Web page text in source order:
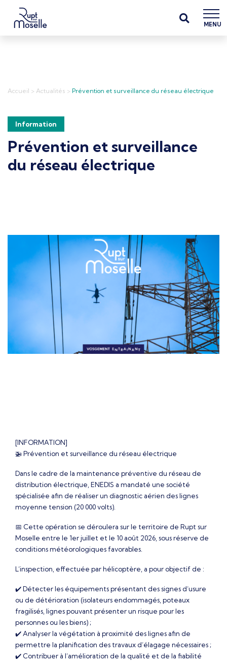
MENU
Accueil > Actualités > Prévention et surveillance du réseau électrique
Information
Prévention et surveillance
du réseau électrique
[INFORMATION]
🚁 Prévention et surveillance du réseau électrique
Dans le cadre de la maintenance préventive du réseau de
distribution électrique, ENEDIS a mandaté une société
spécialisée afin de réaliser un diagnostic aérien des lignes
moyenne tension (20 000 volts).
📅 Cette opération se déroulera sur le territoire de Rupt sur
Moselle entre le 1er juillet et le 10 août 2026, sous réserve de
conditions météorologiques favorables.
L’inspection, effectuée par hélicoptère, a pour objectif de :
✔️ Détecter les équipements présentant des signes d’usure
ou de détérioration (isolateurs endommagés, poteaux
fragilisés, lignes pouvant présenter un risque pour les
personnes ou les biens) ;
✔️ Analyser la végétation à proximité des lignes afin de
permettre la planification des travaux d’élagage nécessaires ;
✔️ Contribuer à l’amélioration de la qualité et de la fiabilité